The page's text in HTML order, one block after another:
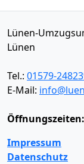
Lünen-
Lünen
Tel.: 01579-
E-Mail:
Öffnungszeiten:
Impressum
Datenschutz